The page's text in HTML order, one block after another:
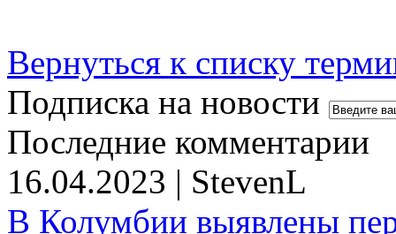
Вернуться к списку
Подписка на новости
Последние комментарии
16.04.2023 | StevenL
В Колумбии выявлены